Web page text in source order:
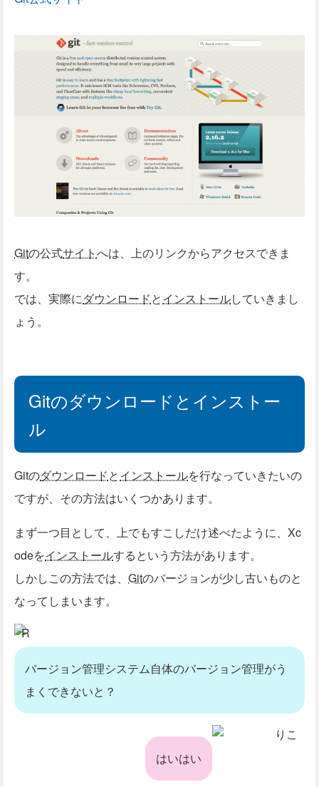
Gitの公式サイトへは、上のリンクからアクセスできま
す。
では、実際にダウンロードとインストールしていきまし
ょう。
Gitのダウンロードとインストー
ル
Gitのダウンロードとインストールを行なっていきたいの
ですが、その方法はいくつかあります。
まず一つ目として、上でもすこしだけ述べたように、Xc
odeをインストールするという方法があります。
しかしこの方法では、 Gitのバージョンが少し古いものと
なってしまいます。
R
バージョン管理システム自体のバージョン管理がう
まくできないと？
りこ
はいはい